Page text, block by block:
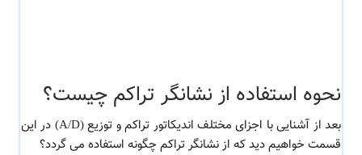
نحوه استفاده از نشانگر تراکم چیست؟
بعد از آشنایی با اجزای مختلف اندیکاتور تراکم و توزیع (A/D) در این
قسمت خواهیم دید که از نشانگر تراکم چگونه استفاده می گردد؟